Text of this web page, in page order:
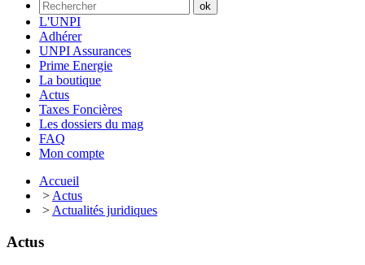
L'UNPI
Adhérer
UNPI Assurances
Prime Energie
La boutique
Actus
Taxes Foncières
Les dossiers du mag
FAQ
Mon compte
Accueil
> Actus
> Actualités juridiques
Actus